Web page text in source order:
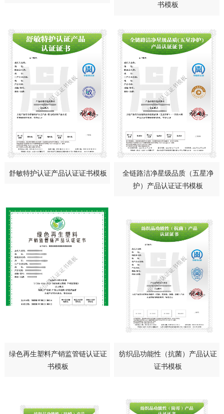
书模板
舒敏特护认证产品认证证书模板
全链路洁净星级品质（五星净
护）产品认证证书模板
绿色再生塑料产销监管链认证证
书模板
纺织品功能性（抗菌）产品认证
证书模板